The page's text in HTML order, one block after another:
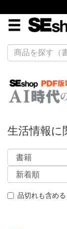
生活情報に
品切れも含める